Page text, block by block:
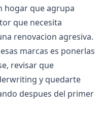
hogar que agrupa
que necesita
renovacion agresiva.
marcas es ponerlas
revisar que
y quedarte
despues del primer